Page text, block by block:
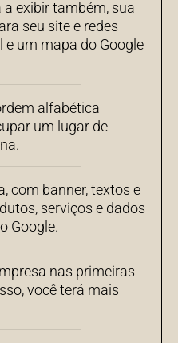
exibir também, sua
seu site e redes
e um mapa do Google
alfabética
um lugar de
com banner, textos e
serviços e dados
Google.
nas primeiras
você terá mais